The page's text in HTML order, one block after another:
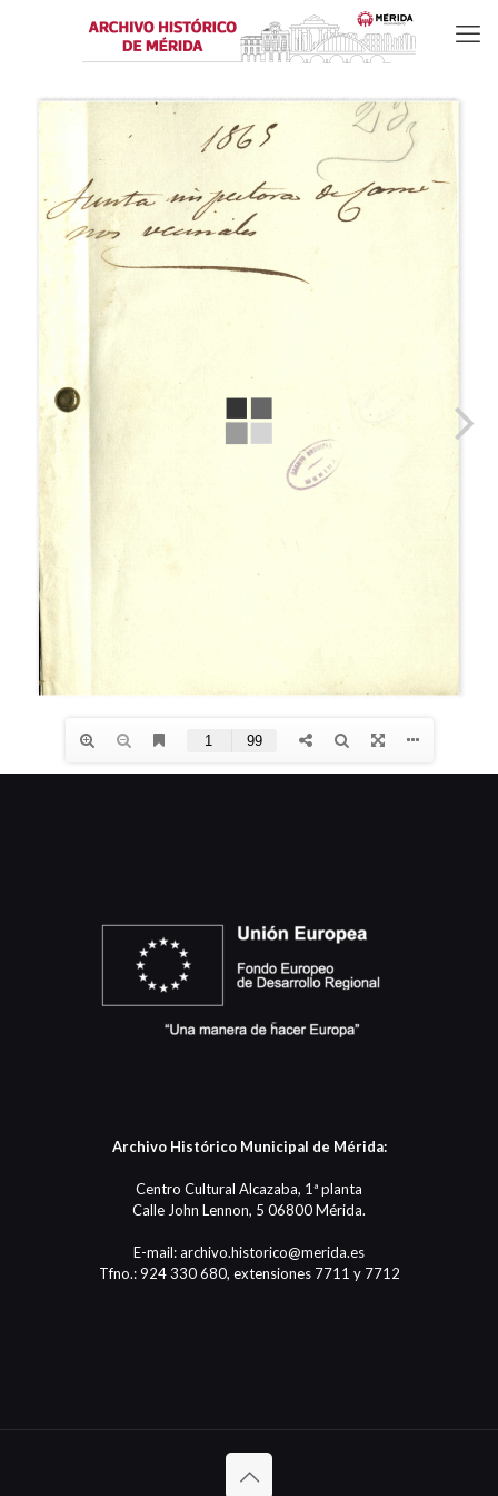
Archivo Histórico Municipal de Mérida:
Centro Cultural Alcazaba, 1ª planta
Calle John Lennon, 5 06800 Mérida.
E-mail: archivo.historico@merida.es
Tfno.: 924 330 680, extensiones 7711 y 7712